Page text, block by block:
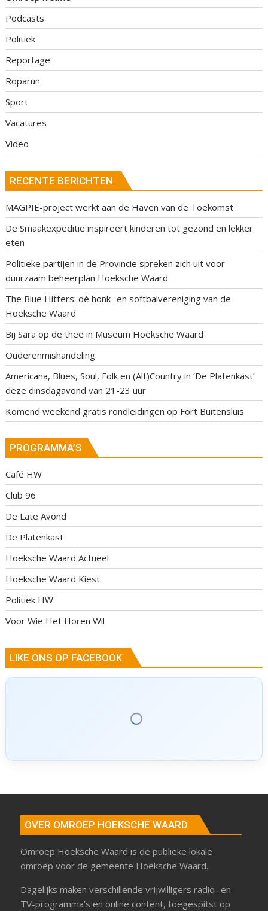
Podcasts
Politiek
Reportage
Roparun
Sport
Vacatures
Video
RECENTE BERICHTEN
MAGPIE-project werkt aan de Haven van de Toekomst
De Smaakexpeditie inspireert kinderen tot gezond en lekker
eten
Politieke partijen in de Provincie spreken zich uit voor
duurzaam beheerplan Hoeksche Waard
The Blue Hitters: dé honk- en softbalvereniging van de
Hoeksche Waard
Bij Sara op de thee in Museum Hoeksche Waard
Ouderenmishandeling
Americana, Blues, Soul, Folk en (Alt)Country in ‘De Platenkast’
deze dinsdagavond van 21-23 uur
Komend weekend gratis rondleidingen op Fort Buitensluis
PROGRAMMA’S
Café HW
Club 96
De Late Avond
De Platenkast
Hoeksche Waard Actueel
Hoeksche Waard Kiest
Politiek HW
Voor Wie Het Horen Wil
LIKE ONS OP FACEBOOK
OVER OMROEP HOEKSCHE WAARD
Omroep Hoeksche Waard is de publieke lokale
omroep voor de gemeente Hoeksche Waard.
Dagelijks maken verschillende vrijwilligers radio- en
TV-programma’s en online content, toegespitst op